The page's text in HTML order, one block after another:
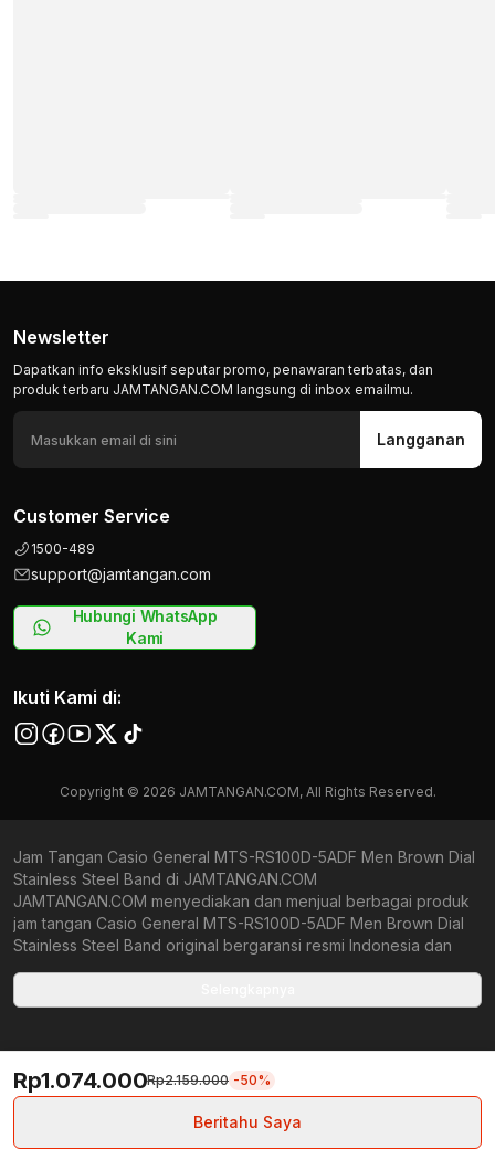
Newsletter
Dapatkan info eksklusif seputar promo, penawaran terbatas, dan
produk terbaru JAMTANGAN.COM langsung di inbox emailmu.
Langganan
Customer Service
1500-489
support@jamtangan.com
Hubungi WhatsApp
Kami
Ikuti Kami di:
Copyright © 2026 JAMTANGAN.COM, All Rights Reserved.
Jam Tangan Casio General MTS-RS100D-5ADF Men Brown Dial
Stainless Steel Band di JAMTANGAN.COM
JAMTANGAN.COM menyediakan dan menjual berbagai produk
jam tangan Casio General MTS-RS100D-5ADF Men Brown Dial
Stainless Steel Band original bergaransi resmi Indonesia dan
JAMTANGAN.COM menjamin produk-produk yang tersedia
memiliki harga yang lebih terjangkau dari toko online Indonesia
lainnya. Anda, watchlovers, merupakan prioritas utama kami.
Dengan tersedianya berbagai jam tangan mechanical, kinetic,
dan quartz mulai dari yang bertema fine-elegance atau elegan
hingga sports, seperti diver, runner, dan military look, kami
Rp1.074.000Rp2.159.000 -50%
Beritahu Saya